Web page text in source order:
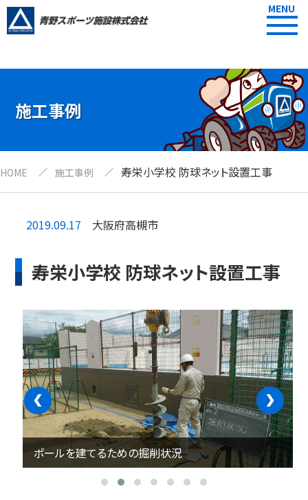
MENU
施工事例
HOME 施工事例 寿栄小学校 防球ネット設置工事
2019.09.17 大阪府高槻市
寿栄小学校 防球ネット設置工事
ポールを建てるための掘削状況
‹